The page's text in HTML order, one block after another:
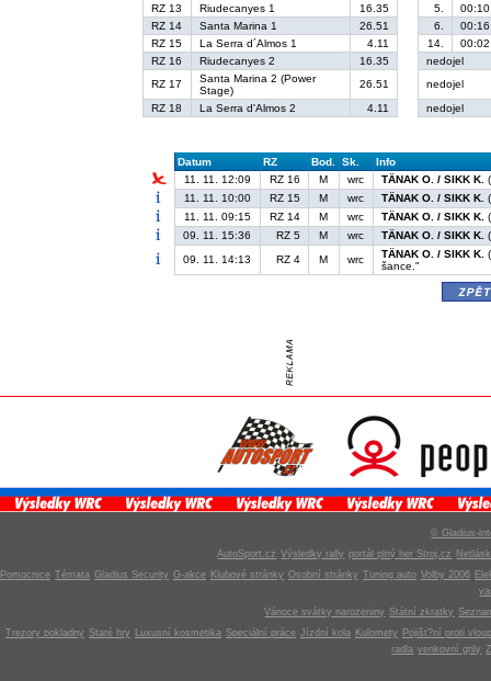
RZ 13
Riudecanyes 1 16.35 5.
RZ 14
Santa Marina 1 26.51 6.
RZ 15
La Serra d´Almos 1 4.11 14.
RZ 16
Riudecanyes 2 16.35
nedojel
RZ 17
Santa Marina 2 (Power
Stage)
26.51
nedojel
RZ 18
La Serra d'Almos 2 4.11 nedojel
Datum RZ Bod. Sk.
Info
11. 11. 12:09
RZ 16 M wrc TÄNAK O. / SIKK K.
11. 11. 10:00
RZ 15 M wrc TÄNAK O. / SIKK K.
11. 11. 09:15
RZ 14 M wrc TÄNAK O. / SIKK K.
09. 11. 15:36
RZ 5 M wrc TÄNAK O. / SIKK K.
09. 11. 14:13
RZ 4 M wrc TÄNAK O. / SIKK K.
šance."
© Gladius-
AutoSport.cz Výsledky rally portál plný her Stroj.cz
Pomocnice Témata Gladius Security G-akce Klubové stránky Osobní stránky Tuning auto Volby 2006
Vánoce svátky narozeniny Státní zkratky
Trezory pokladny Staré hry Luxusní kosmetika Speciální práce Jízdní kola Kulomety
Pojišt?ní proti
radla venkovní grily